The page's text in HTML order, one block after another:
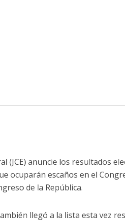
(JCE) anuncie los resultados
ocuparán escaños en el
de la República.
llegó a la lista esta vez